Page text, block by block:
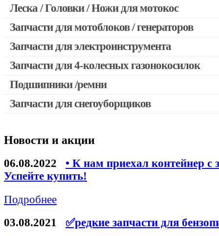
Леска / Головки / Ножи для мотокос
Запчасти для мотоблоков / генераторов
Запчасти для электроинструмента
Двигатели, редукторы для шуруповертов
Выключатели, переключатели
Запчасти для УШМ (болгарок)
Запчасти для электроинструмента другие
Запчасти для компрессоров
Конденсаторы
Ремни для электроинструмента
Запчасти для 4-колесных газонокосилок
Подшипники /ремни
Запчасти для снегоуборщиков
Новости и акции
06.08.2022
• К нам приехал контейнер с
Успейте купить!
Подробнее
03.08.2021
✅редкие запчасти для